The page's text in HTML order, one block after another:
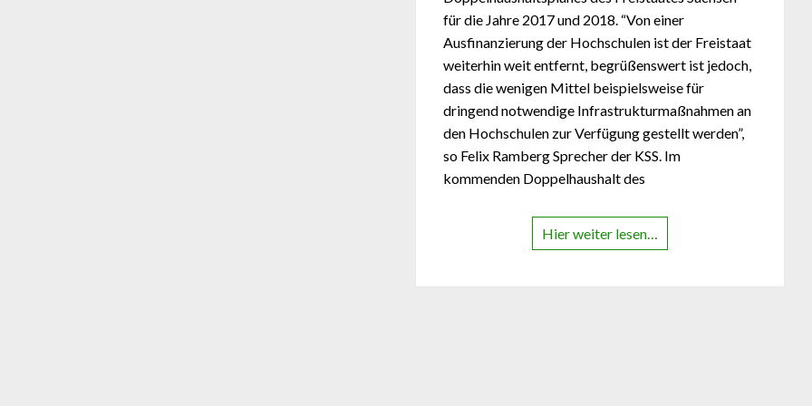
für die Jahre 2017 und 2018. “Von einer
Ausfinanzierung der Hochschulen ist der Freistaat
weiterhin weit entfernt, begrüßenswert ist jedoch,
dass die wenigen Mittel beispielsweise für
dringend notwendige Infrastrukturmaßnahmen an
den Hochschulen zur Verfügung gestellt werden”,
so Felix Ramberg Sprecher der KSS. Im
kommenden Doppelhaushalt des
Hier weiter lesen…